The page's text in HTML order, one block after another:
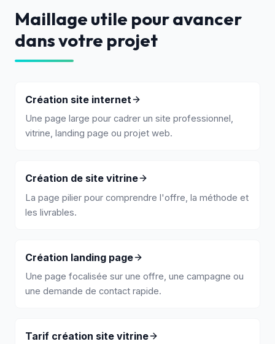
Maillage utile pour avancer
dans votre projet
Création site internet
Une page large pour cadrer un site professionnel,
vitrine, landing page ou projet web.
Création de site vitrine
La page pilier pour comprendre l'offre, la méthode et
les livrables.
Création landing page
Une page focalisée sur une offre, une campagne ou
une demande de contact rapide.
Tarif création site vitrine